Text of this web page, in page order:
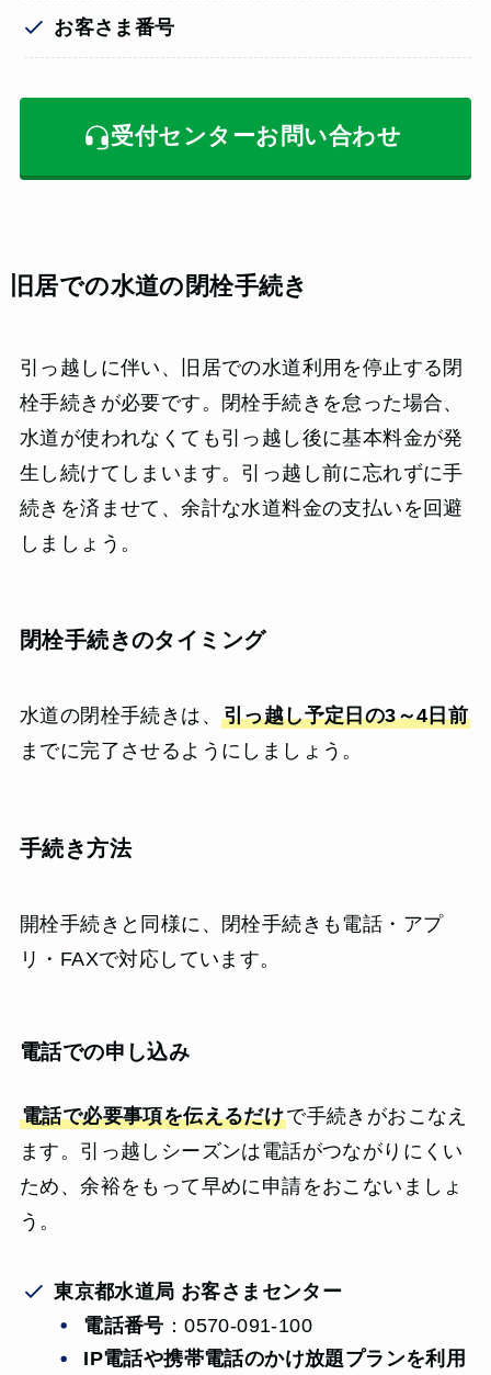
お客さま番号
受付センターお問い合わせ
旧居での水道の閉栓手続き
引っ越しに伴い、旧居での水道利用を停止する閉
栓手続きが必要です。閉栓手続きを怠った場合、
水道が使われなくても引っ越し後に基本料金が発
生し続けてしまいます。引っ越し前に忘れずに手
続きを済ませて、余計な水道料金の支払いを回避
しましょう。
閉栓手続きのタイミング
水道の閉栓手続きは、 引っ越し予定日の3～4日前
までに完了させるようにしましょう。
手続き方法
開栓手続きと同様に、閉栓手続きも電話・アプ
リ・FAXで対応しています。
電話での申し込み
電話で必要事項を伝えるだけで手続きがおこなえ
ます。引っ越しシーズンは電話がつながりにくい
ため、余裕をもって早めに申請をおこないましょ
う。
東京都水道局 お客さまセンター
電話番号 ：0570-091-100
IP電話や携帯電話のかけ放題プランを利用